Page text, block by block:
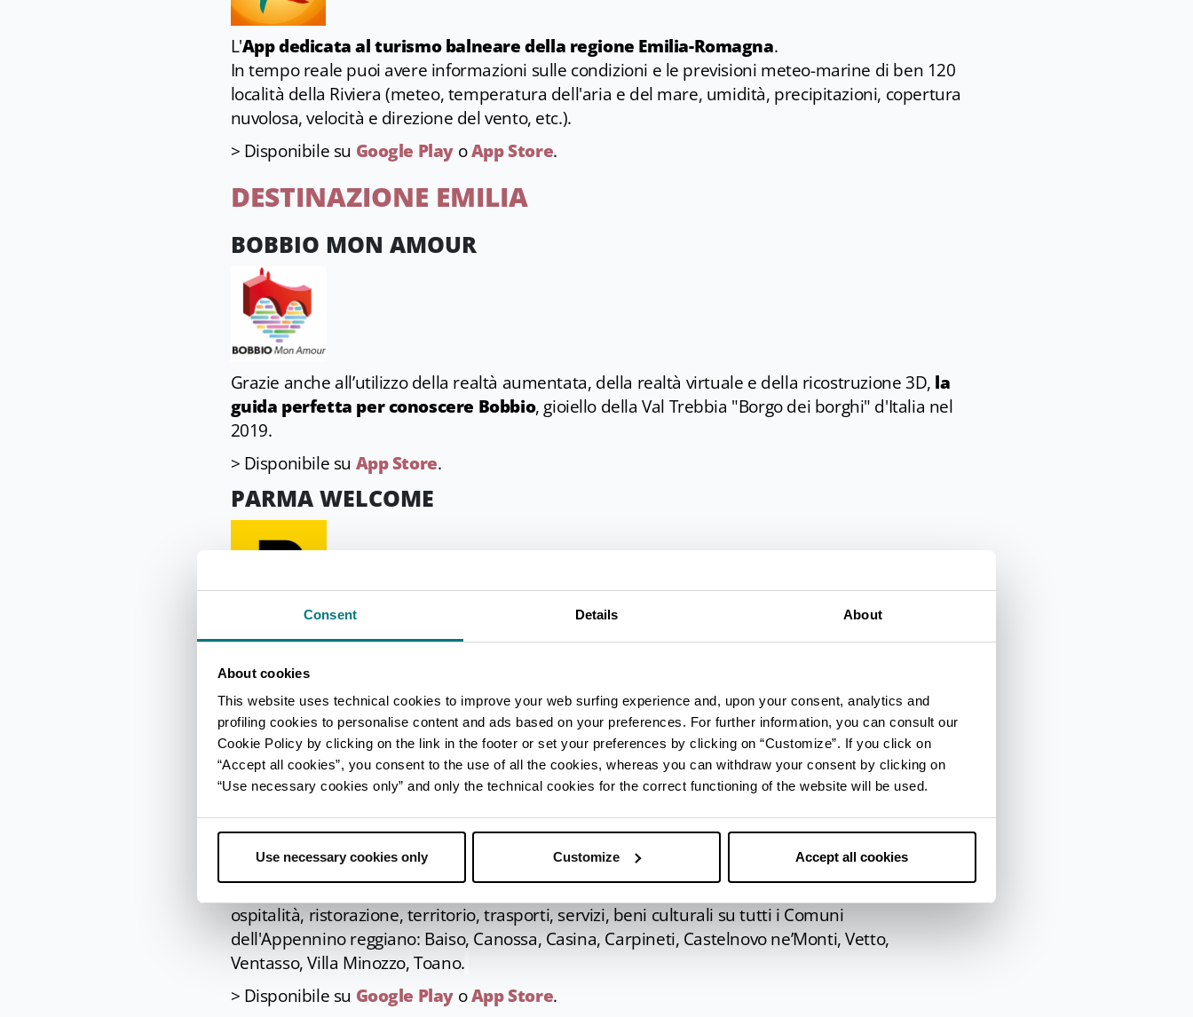
Consent Details About
About cookies
This website uses technical cookies to improve your web surfing experience and, upon your consent, analytics and
profiling cookies to personalise content and ads based on your preferences. For further information, you can consult our
Cookie Policy by clicking on the link in the footer or set your preferences by clicking on “Customize”. If you click on
“Accept all cookies”, you consent to the use of all the cookies, whereas you can withdraw your consent by clicking on
“Use necessary cookies only” and only the technical cookies for the correct functioning of the website will be used.
Use necessary cookies only Customize Accept all cookies
L'App dedicata al turismo balneare della regione Emilia-Romagna.
In tempo reale puoi avere informazioni sulle condizioni e le previsioni meteo-marine di ben 120
località della Riviera (meteo, temperatura dell'aria e del mare, umidità, precipitazioni, copertura
nuvolosa, velocità e direzione del vento, etc.).
> Disponibile su Google Play oApp Store.
DESTINAZIONE EMILIA
BOBBIO MON AMOUR
Grazie anche all’utilizzo della realtà aumentata, della realtà virtuale e della ricostruzione 3D, la
guida perfetta per conoscere Bobbio, gioiello della Val Trebbia "Borgo dei borghi" d'Italia nel
2019.
> Disponibile su App Store.
PARMA WELCOME
Un nuovo modo per conoscere Parmae organizzare il tuo viaggio nella piccola Parigi d'Italia.
consultare le audioguide e i video 360° dei luoghi; infine usufruire di sconti e offerte.
> Disponibile suGoogle PlayoApp Store
APPENNINO REGGIANO TURISMO
ospitalità, ristorazione, territorio, trasporti, servizi, beni culturali su tutti i Comuni
dell'Appennino reggiano: Baiso, Canossa, Casina, Carpineti, Castelnovo ne’Monti, Vetto,
Ventasso, Villa Minozzo, Toano.
> Disponibile su Google Play oApp Store.